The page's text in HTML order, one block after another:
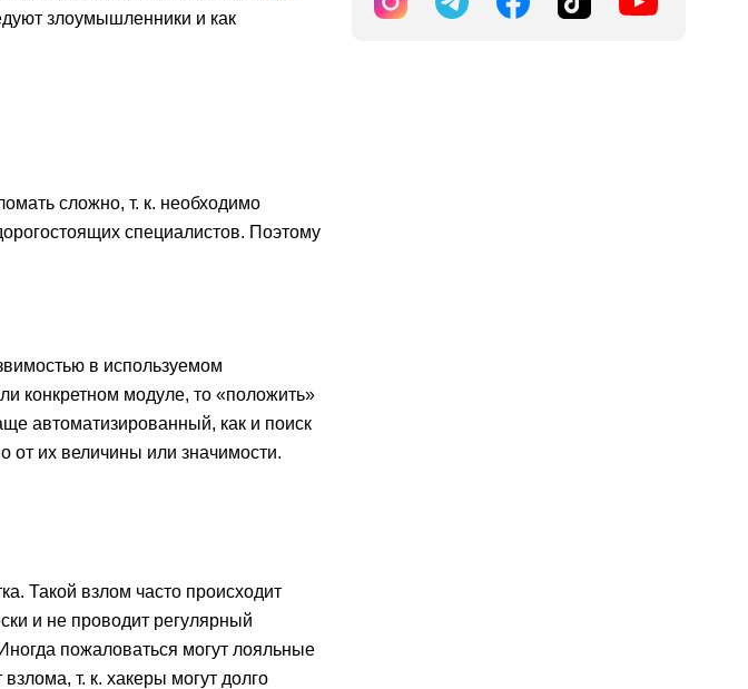
злоумышленники и как
сложно, т. к. необходимо
специалистов. Поэтому
в используемом
конкретном модуле, то «положить»
автоматизированный, как и поиск
от их величины или значимости.
Такой взлом часто происходит
и не проводит регулярный
пожаловаться могут лояльные
т. к. хакеры могут долго